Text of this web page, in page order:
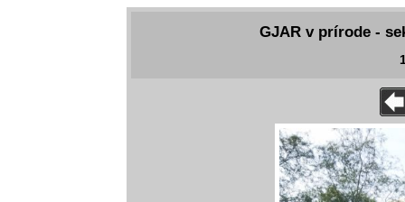
GJAR v prírode -